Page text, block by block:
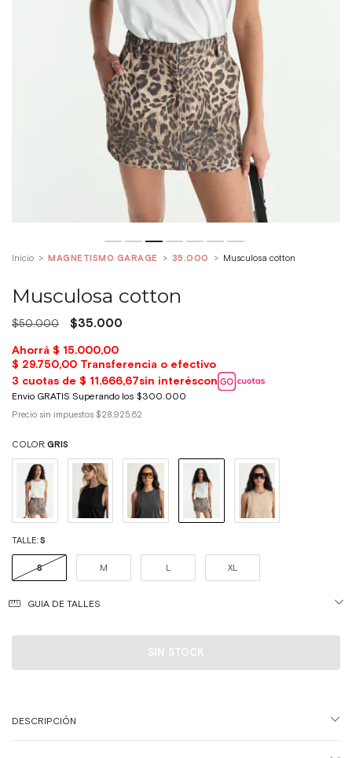
Inicio > MAGNETISMO GARAGE > 35.000 > Musculosa cotton
Musculosa cotton
$50.000 $35.000
Precio sin impuestos $28.925,62
COLOR: GRIS
TALLE: S
S M L XL
GUIA DE TALLES
DESCRIPCIÓN